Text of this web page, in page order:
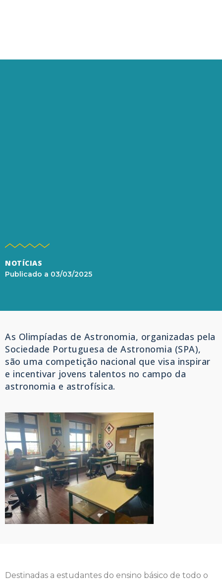
NOTÍCIAS
Publicado a 03/03/2025
As Olimpíadas de Astronomia, organizadas pela
Sociedade Portuguesa de Astronomia (SPA),
são uma competição nacional que visa inspirar
e incentivar jovens talentos no campo da
astronomia e astrofísica.
Destinadas a estudantes do ensino básico de todo o